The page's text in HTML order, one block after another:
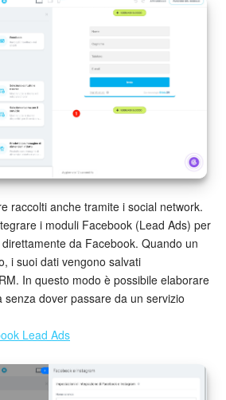
raccolti anche tramite i social network.
i moduli Facebook (Lead Ads) per
da Facebook. Quando un
i suoi dati vengono salvati
In questo modo è possibile elaborare
senza dover passare da un servizio
Lead Ads